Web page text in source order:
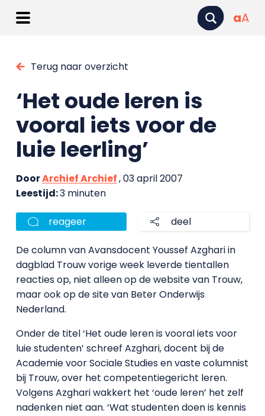
aA
Terug naar overzicht
‘Het oude leren is
vooral iets voor de
luie leerling’
DoorArchief Archief, 03 april 2007
Leestijd:3 minuten
reageer deel
De column van Avansdocent Youssef Azghari in
dagblad Trouw vorige week leverde tientallen
reacties op, niet alleen op de website van Trouw,
maar ook op de site van Beter Onderwijs
Nederland.
Onder de titel ‘Het oude leren is vooral iets voor
luie studenten’ schreef Azghari, docent bij de
Academie voor Sociale Studies en vaste columnist
bij Trouw, over het competentiegericht leren.
Volgens Azghari wakkert het ‘oude leren’ het zelf
nadenken niet aan. ‘Wat studenten doen is kennis